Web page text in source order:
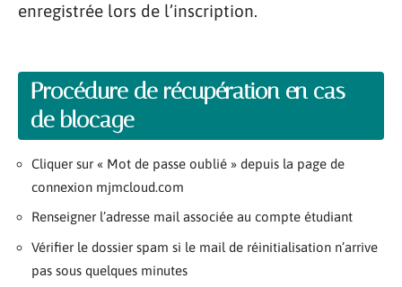
enregistrée lors de l’inscription.
Procédure de récupération en cas
de blocage
Cliquer sur « Mot de passe oublié » depuis la page de
connexion mjmcloud.com
Renseigner l’adresse mail associée au compte étudiant
Vérifier le dossier spam si le mail de réinitialisation n’arrive
pas sous quelques minutes